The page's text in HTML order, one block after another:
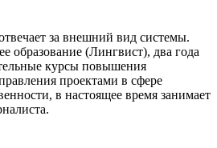
за внешний вид системы.
образование (Лингвист), два года
курсы повышения
проектами в сфере
в настоящее время занимает